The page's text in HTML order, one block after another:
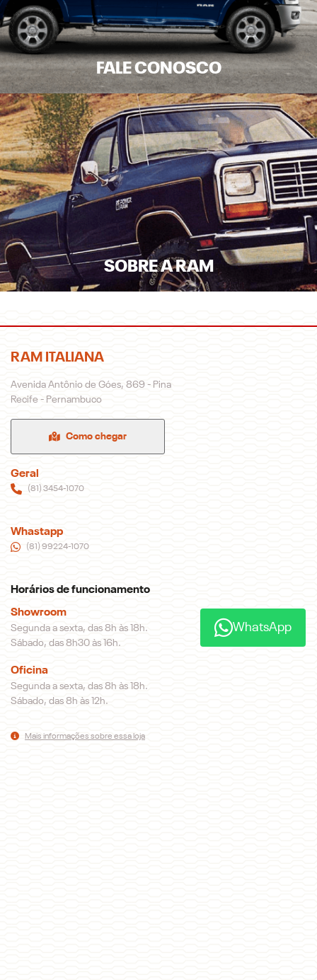
FALE CONOSCO
SOBRE A RAM
Avenida Antônio de Góes, 869 - Pina
Recife - Pernambuco
Como chegar
Geral
Whastapp
Horários de funcionamento
Showroom
Segunda a sexta, das 8h às 18h.
Oficina
Segunda a sexta, das 8h às 18h.
WhatsApp